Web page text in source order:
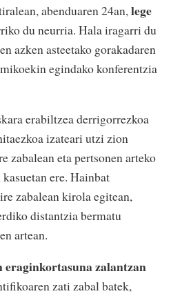
abenduaren 24an,lege
du neurria. Hala iragarri du
azken asteetako gorakadaren
egindako konferentzia
erabiltzea derrigorrezkoa
izateari utzi zion
zabalean eta pertsonen arteko
ere. Hainbat
zabalean kirola egitean,
distantzia bermatu
artean.
zalantzan
zati zabal batek,